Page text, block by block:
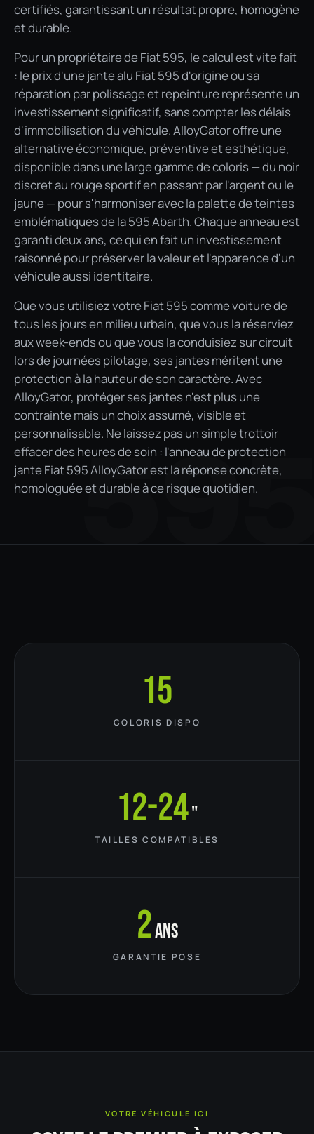
certifiés, garantissant un résultat propre, homogène
et durable.
Pour un propriétaire de Fiat 595, le calcul est vite fait
: le prix d'une jante alu Fiat 595 d'origine ou sa
réparation par polissage et repeinture représente un
investissement significatif, sans compter les délais
d'immobilisation du véhicule. AlloyGator offre une
alternative économique, préventive et esthétique,
disponible dans une large gamme de coloris — du noir
discret au rouge sportif en passant par l'argent ou le
jaune — pour s'harmoniser avec la palette de teintes
emblématiques de la 595 Abarth. Chaque anneau est
garanti deux ans, ce qui en fait un investissement
raisonné pour préserver la valeur et l'apparence d'un
véhicule aussi identitaire.
Que vous utilisiez votre Fiat 595 comme voiture de
tous les jours en milieu urbain, que vous la réserviez
aux week-ends ou que vous la conduisiez sur circuit
lors de journées pilotage, ses jantes méritent une
protection à la hauteur de son caractère. Avec
AlloyGator, protéger ses jantes n'est plus une
contrainte mais un choix assumé, visible et
personnalisable. Ne laissez pas un simple trottoir
effacer des heures de soin : l'anneau de protection
jante Fiat 595 AlloyGator est la réponse concrète,
homologuée et durable à ce risque quotidien.
15
COLORIS DISPO
12-24"
TAILLES COMPATIBLES
2ans
GARANTIE POSE
VOTRE VÉHICULE ICI